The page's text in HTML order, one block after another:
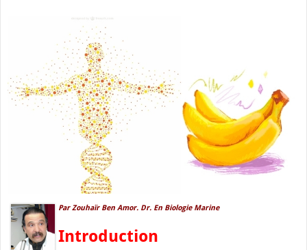
Par Zouhaïr Ben Amor. Dr. En Biologie Marine
Introduction